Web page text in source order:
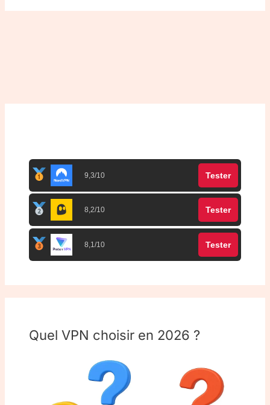
9,3/10 Tester
8,2/10 Tester
8,1/10 Tester
Quel VPN choisir en 2026 ?